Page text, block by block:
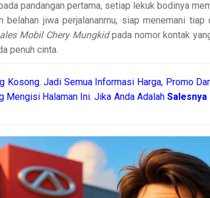
pandangan pertama, setiap lekuk bodinya
belahan jiwa perjalananmu, siap menemani
Mobil Chery Mungkidpada nomor kontak
penuh cinta.
Kosong. Jadi Semua Informasi Harga, Promo
Mengisi Halaman Ini. Jika Anda Adalah Salesnya